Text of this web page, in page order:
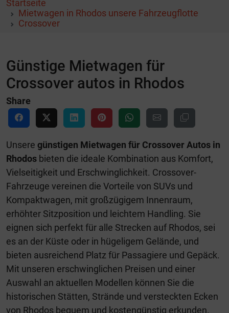
Startseite
Mietwagen in Rhodos unsere Fahrzeugflotte
Crossover
Günstige Mietwagen für
Crossover autos in Rhodos
Share
Unsere günstigen Mietwagen für Crossover Autos in
Rhodos bieten die ideale Kombination aus Komfort,
Vielseitigkeit und Erschwinglichkeit. Crossover-
Fahrzeuge vereinen die Vorteile von SUVs und
Kompaktwagen, mit großzügigem Innenraum,
erhöhter Sitzposition und leichtem Handling. Sie
eignen sich perfekt für alle Strecken auf Rhodos, sei
es an der Küste oder in hügeligem Gelände, und
bieten ausreichend Platz für Passagiere und Gepäck.
Mit unseren erschwinglichen Preisen und einer
Auswahl an aktuellen Modellen können Sie die
historischen Stätten, Strände und versteckten Ecken
von Rhodos bequem und kostengünstig erkunden.